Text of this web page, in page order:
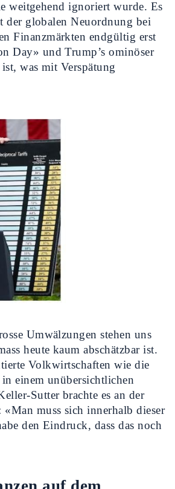
weitgehend ignoriert wurde. Es
der globalen Neuordnung bei
Finanzmärkten endgültig erst
Day» und Trump’s ominöser
was mit Verspätung
Umwälzungen stehen uns
heute kaum abschätzbar ist.
Volkwirtschaften wie die
einem unübersichtlichen
Sutter brachte es an der
muss sich innerhalb dieser
den Eindruck, dass das noch